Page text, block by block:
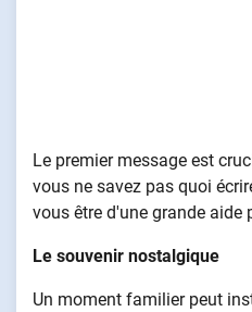
Le premier message est
vous ne savez pas quoi
vous être d'une grande aide
Le souvenir nostalgique
Un moment familier peut